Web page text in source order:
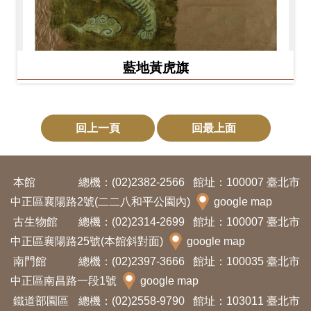
藍地黃虎旗
回上一頁 回最上面
本館 總機：(02)2382-2566
館址：100007 臺北市
中正區襄陽路2號(二二八和平公園內)
google map
古生物館
總機：(02)2314-2699
館址：100007 臺北市
中正區襄陽路25號(本館斜對面)
google map
南門館
總機：(02)2397-3666
館址：100035 臺北市
中正區南昌路一段1號
google map
鐵道部園區
總機：(02)2558-9790 館址：103011 臺北市